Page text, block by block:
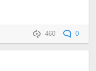
460 0